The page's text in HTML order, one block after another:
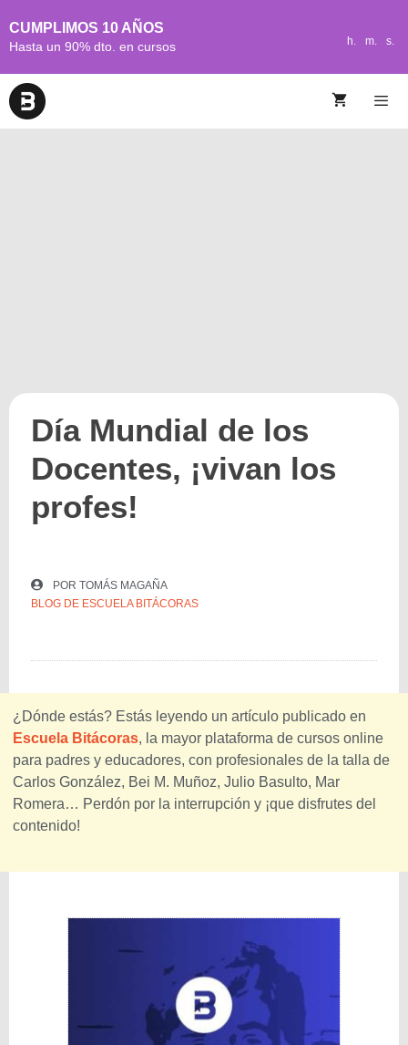
CUMPLIMOS 10 AÑOS
Hasta un 90% dto. en cursos h. m. s.
Día Mundial de los
Docentes, ¡vivan los
profes!
POR TOMÁS MAGAÑA
BLOG DE ESCUELA BITÁCORAS
¿Dónde estás? Estás leyendo un artículo publicado en
Escuela Bitácoras, la mayor plataforma de cursos online
para padres y educadores, con profesionales de la talla de
Carlos González, Bei M. Muñoz, Julio Basulto, Mar
Romera… Perdón por la interrupción y ¡que disfrutes del
contenido!